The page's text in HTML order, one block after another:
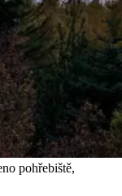
pohřebiště,